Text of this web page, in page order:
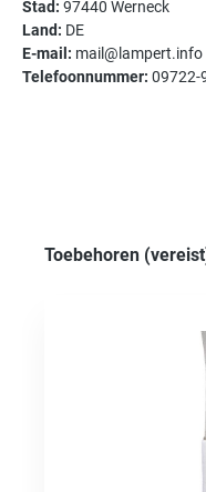
Stad: 97440 Werneck
Land: DE
E-mail: mail@lampert.info
Telefoonnummer: 09722-
Productgalerij
Toebehoren